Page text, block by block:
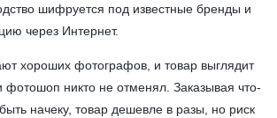
шифруется под известные бренды и
через Интернет.
хороших фотографов, и товар выглядит
фотошоп никто не отменял. Заказывая что-
начеку, товар дешевле в разы, но риск